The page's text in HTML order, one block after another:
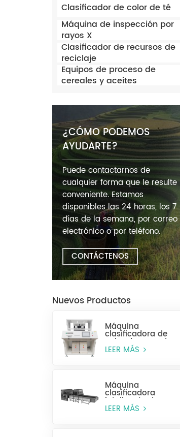
Clasificador de color de té
Máquina de inspección por
rayos X
Clasificador de recursos de
reciclaje
Equipos de proceso de
cereales y aceites
¿CÓMO PODEMOS
AYUDARTE?
Puede contactarnos de
cualquier forma que le resulte
conveniente. Estamos
disponibles las 24 horas, los 7
días de la semana, por correo
electrónico o por teléfono.
CONTÁCTENOS
Nuevos Productos
Máquina
clasificadora de
color de arroz de
alta eficiencia MR128
LEER MÁS
Máquina
clasificadora
inteligente de
plástico para
LEER MÁS